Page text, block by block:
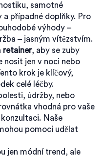
samotné
případné doplňky. Pro
výhody –
– jasným vítězstvím.
retainer, aby se zuby
nosit jen v noci nebo
krok je klíčový,
celé léčby.
údržby, nebo
vhodná pro vaše
Naše
pomoci udělat
jen módní trend, ale